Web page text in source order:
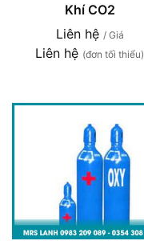
Khí CO2
Liên hệ / Giá
Liên hệ (đơn tối thiểu)